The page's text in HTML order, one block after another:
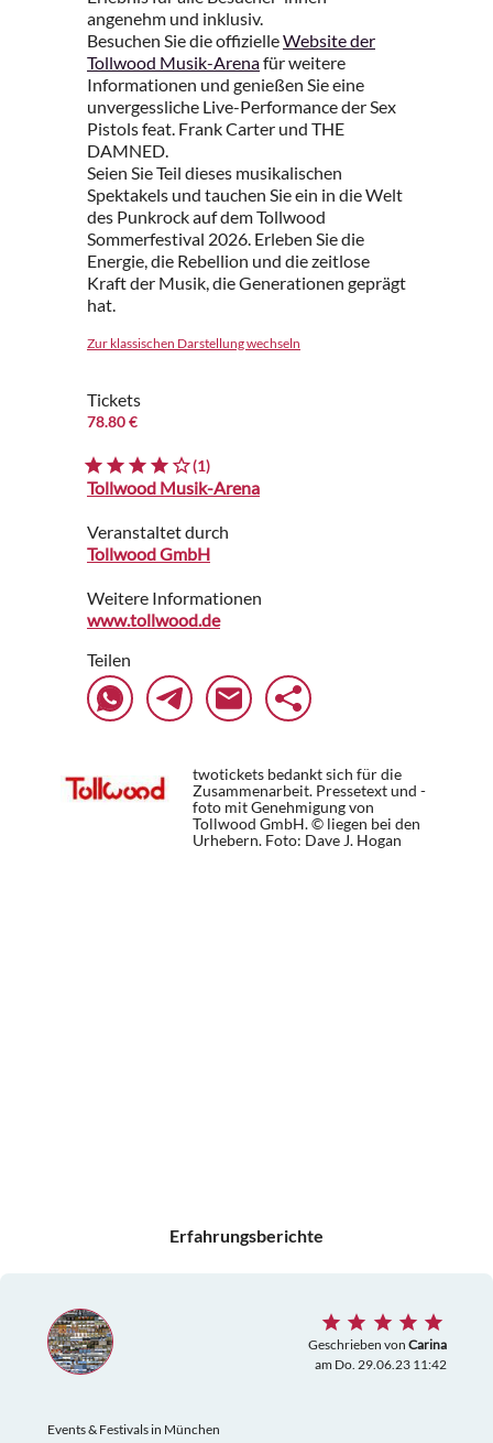
angenehm und inklusiv.
Besuchen Sie die offizielleWebsite der
Tollwood Musik-Arenafür weitere
Informationen und genießen Sie eine
unvergessliche Live-Performance der Sex
Pistols feat. Frank Carter und THE
DAMNED.
Seien Sie Teil dieses musikalischen
Spektakels und tauchen Sie ein in die Welt
des Punkrock auf dem Tollwood
Sommerfestival 2026. Erleben Sie die
Energie, die Rebellion und die zeitlose
Kraft der Musik, die Generationen geprägt
hat.
Zur klassischen Darstellung wechseln
Tickets
78.80 €
(1)
Tollwood Musik-Arena
Veranstaltet durch
Tollwood GmbH
Weitere Informationen
www.tollwood.de
Teilen
twotickets bedankt sich für die
Zusammenarbeit. Pressetext und -
foto mit Genehmigung von
Tollwood GmbH. © liegen bei den
Urhebern. Foto: Dave J. Hogan
Erfahrungsberichte
Geschrieben von Carina
am Do. 29.06.23 11:42
Events & Festivals in München